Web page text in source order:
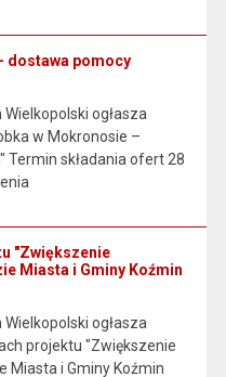
dostawa pomocy
ogłasza
w Mokronosie –
składania ofert 28
"Zwiększenie
Miasta i Gminy Koźmin
ogłasza
projektu "Zwiększenie
Miasta i Gminy Koźmin